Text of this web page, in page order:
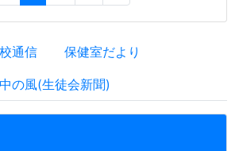
通信 保健室だより
の風(生徒会新聞)